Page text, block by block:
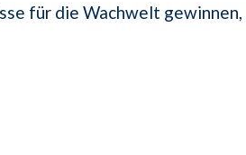
für die Wachwelt